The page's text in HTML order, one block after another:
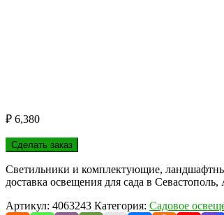
₽ 6,380
Сделать заказ
Светильники и комплектующие,
доставка освещения для сада в
Артикул: 4063243 Категория: Садовое